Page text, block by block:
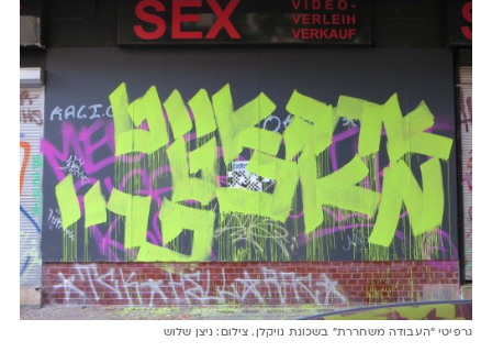
גרפיטי ״העבודה משחררת״ בשכונת נויקלן. צילום: ניצן שלוש